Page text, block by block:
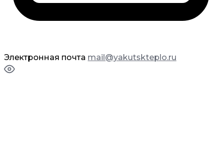
Электронная почта mail@yakutskteplo.ru